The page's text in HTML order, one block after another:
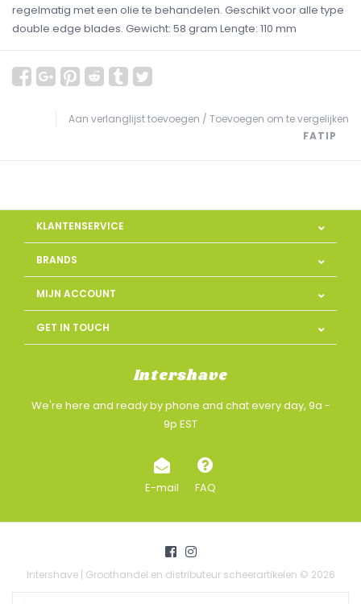
regelmatig met een olie te behandelen. Geschikt voor alle type
double edge blades. Gewicht: 58 gram Lengte: 110 mm
Aan verlanglijst toevoegen / Toevoegen om te vergelijken
FATIP
KLANTENSERVICE
BRANDS
MIJN ACCOUNT
GET IN TOUCH
Intershave
We're here and ready by phone and chat every day, 9a -
9p EST
E-mail FAQ
Intershave | Groothandel en distributeur scheerartikelen © 2026